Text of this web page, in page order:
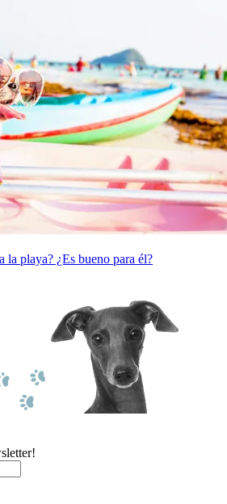
la playa? ¿Es bueno para él?